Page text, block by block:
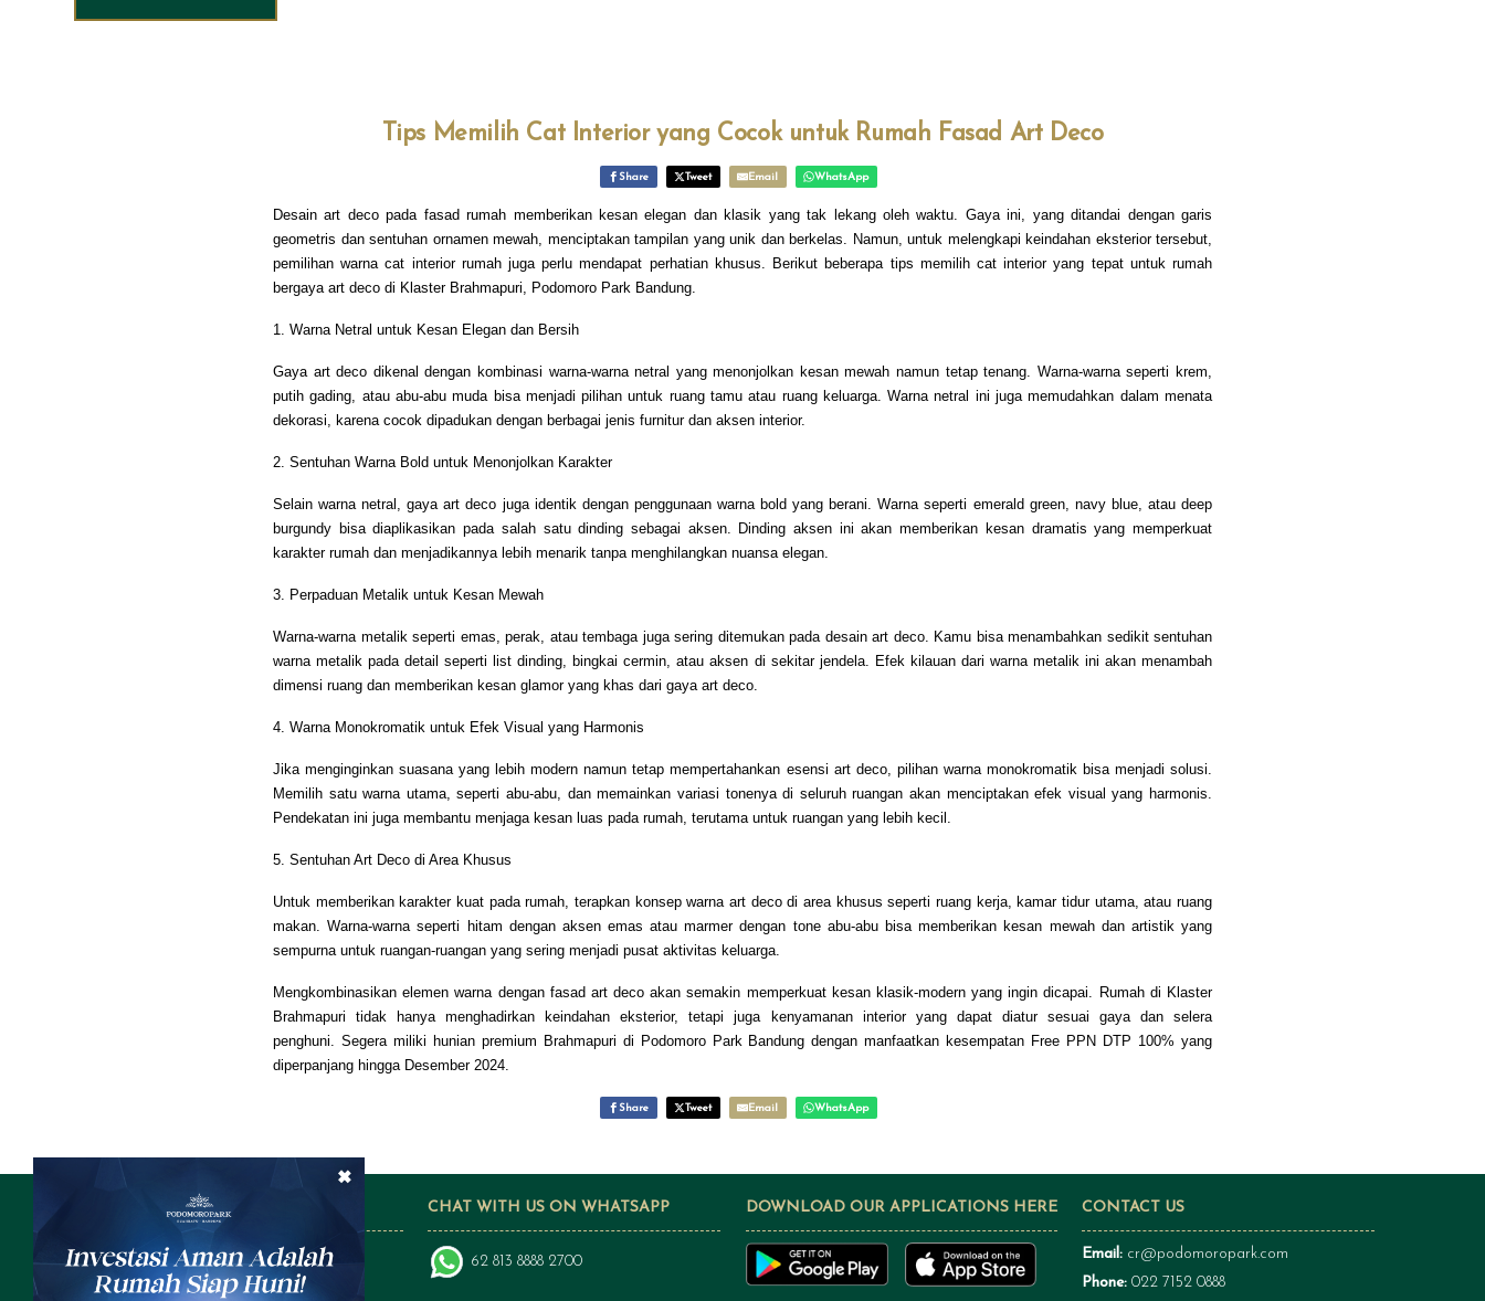
Tips Memilih Cat Interior yang Cocok untuk Rumah Fasad Art Deco
Share Tweet Email WhatsApp
Desain art deco pada fasad rumah memberikan kesan elegan dan klasik yang tak lekang oleh waktu. Gaya ini, yang ditandai dengan garis
geometris dan sentuhan ornamen mewah, menciptakan tampilan yang unik dan berkelas. Namun, untuk melengkapi keindahan eksterior tersebut,
pemilihan warna cat interior rumah juga perlu mendapat perhatian khusus. Berikut beberapa tips memilih cat interior yang tepat untuk rumah
bergaya art deco di Klaster Brahmapuri, Podomoro Park Bandung.
1. Warna Netral untuk Kesan Elegan dan Bersih
Gaya art deco dikenal dengan kombinasi warna-warna netral yang menonjolkan kesan mewah namun tetap tenang. Warna-warna seperti krem,
putih gading, atau abu-abu muda bisa menjadi pilihan untuk ruang tamu atau ruang keluarga. Warna netral ini juga memudahkan dalam menata
dekorasi, karena cocok dipadukan dengan berbagai jenis furnitur dan aksen interior.
2. Sentuhan Warna Bold untuk Menonjolkan Karakter
Selain warna netral, gaya art deco juga identik dengan penggunaan warna bold yang berani. Warna seperti emerald green, navy blue, atau deep
burgundy bisa diaplikasikan pada salah satu dinding sebagai aksen. Dinding aksen ini akan memberikan kesan dramatis yang memperkuat
karakter rumah dan menjadikannya lebih menarik tanpa menghilangkan nuansa elegan.
3. Perpaduan Metalik untuk Kesan Mewah
Warna-warna metalik seperti emas, perak, atau tembaga juga sering ditemukan pada desain art deco. Kamu bisa menambahkan sedikit sentuhan
warna metalik pada detail seperti list dinding, bingkai cermin, atau aksen di sekitar jendela. Efek kilauan dari warna metalik ini akan menambah
dimensi ruang dan memberikan kesan glamor yang khas dari gaya art deco.
4. Warna Monokromatik untuk Efek Visual yang Harmonis
Jika menginginkan suasana yang lebih modern namun tetap mempertahankan esensi art deco, pilihan warna monokromatik bisa menjadi solusi.
Memilih satu warna utama, seperti abu-abu, dan memainkan variasi tonenya di seluruh ruangan akan menciptakan efek visual yang harmonis.
Pendekatan ini juga membantu menjaga kesan luas pada rumah, terutama untuk ruangan yang lebih kecil.
5. Sentuhan Art Deco di Area Khusus
Untuk memberikan karakter kuat pada rumah, terapkan konsep warna art deco di area khusus seperti ruang kerja, kamar tidur utama, atau ruang
makan. Warna-warna seperti hitam dengan aksen emas atau marmer dengan tone abu-abu bisa memberikan kesan mewah dan artistik yang
sempurna untuk ruangan-ruangan yang sering menjadi pusat aktivitas keluarga.
Mengkombinasikan elemen warna dengan fasad art deco akan semakin memperkuat kesan klasik-modern yang ingin dicapai. Rumah di Klaster
Brahmapuri tidak hanya menghadirkan keindahan eksterior, tetapi juga kenyamanan interior yang dapat diatur sesuai gaya dan selera
penghuni. Segera miliki hunian premium Brahmapuri di Podomoro Park Bandung dengan manfaatkan kesempatan Free PPN DTP 100% yang
diperpanjang hingga Desember 2024.
Share Tweet Email WhatsApp
×
FOLLOW US ON SOCIAL MEDIA CHAT WITH US ON WHATSAPP
62 813 8888 2700
DOWNLOAD OUR APPLICATIONS HERE CONTACT US
Email: cr@podomoropark.com
Phone: 022 7152 0888